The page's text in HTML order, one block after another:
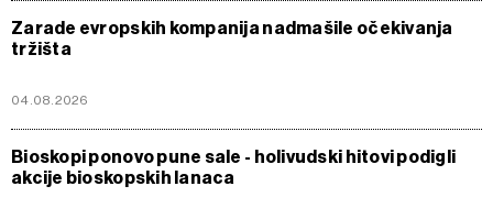
Zarade evropskih kompanija nadmašile očekivanja
tržišta
04.08.2026
Bioskopi ponovo pune sale - holivudski hitovi podigli
akcije bioskopskih lanaca